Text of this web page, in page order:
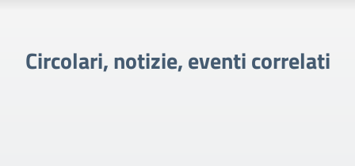
Circolari, notizie, eventi correlati